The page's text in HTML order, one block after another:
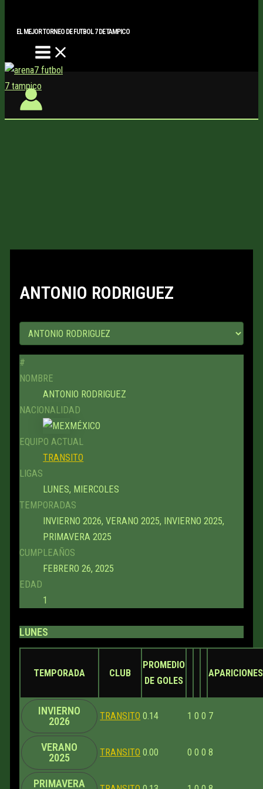
EL MEJOR TORNEO DE FUTBOL 7 DE TAMPICO
ANTONIO RODRIGUEZ
#
NOMBRE
ANTONIO RODRIGUEZ
NACIONALIDAD
MÉXICO
EQUIPO ACTUAL
TRANSITO
LIGAS
LUNES, MIERCOLES
TEMPORADAS
INVIERNO 2026, VERANO 2025, INVIERNO 2025,
PRIMAVERA 2025
CUMPLEAÑOS
FEBRERO 26, 2025
EDAD
1
LUNES
TEMPORADA CLUB
PROMEDIO
DE GOLES
APARICIONES
INVIERNO
2026
TRANSITO 0.14 1 0 0 7
VERANO
2025
TRANSITO 0.00 0 0 0 8
PRIMAVERA